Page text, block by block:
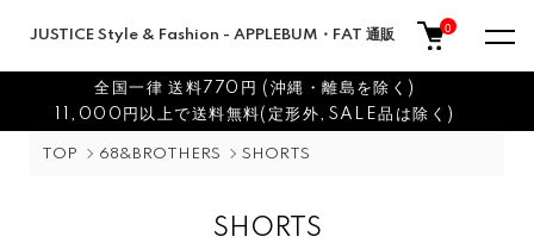
JUSTICE Style & Fashion - APPLEBUM・FAT 通販 0
全国一律 送料770円 (沖縄・離島を除く)
11,000円以上で送料無料(定形外,SALE品は除く)
TOP 68&BROTHERS SHORTS
SHORTS